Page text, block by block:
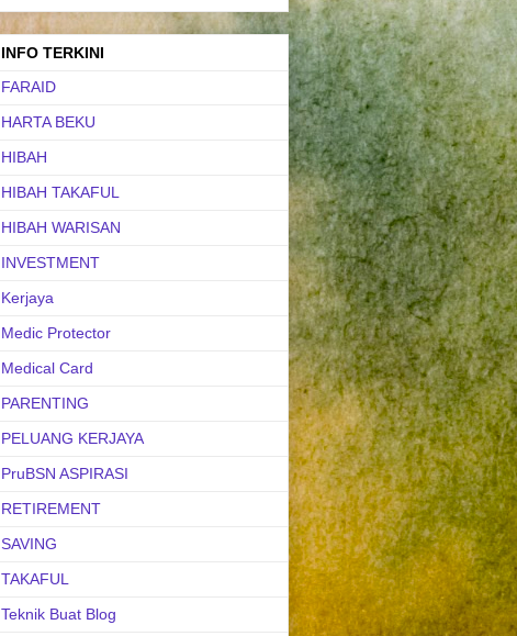
INFO TERKINI
FARAID
HARTA BEKU
HIBAH
HIBAH TAKAFUL
HIBAH WARISAN
INVESTMENT
Kerjaya
Medic Protector
Medical Card
PARENTING
PELUANG KERJAYA
PruBSN ASPIRASI
RETIREMENT
SAVING
TAKAFUL
Teknik Buat Blog